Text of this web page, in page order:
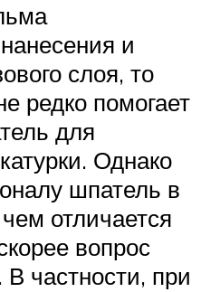
и
слоя, то
редко помогает
для
Однако
шпатель в
отличается
вопрос
частности, при